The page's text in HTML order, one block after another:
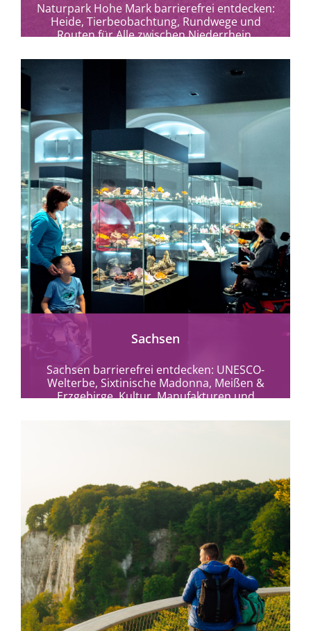
Naturpark Hohe Mark barrierefrei entdecken:
Heide, Tierbeobachtung, Rundwege und
Routen für Alle zwischen Niederrhein,
mehr erfahren
Sachsen
Sachsen barrierefrei entdecken: UNESCO-
Welterbe, Sixtinische Madonna, Meißen &
Erzgebirge. Kultur, Manufakturen und